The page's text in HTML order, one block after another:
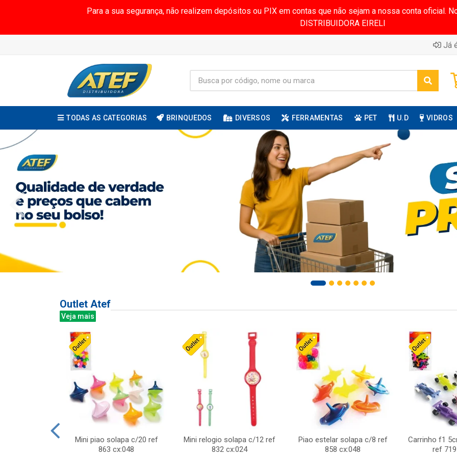
Para a sua segurança, não realizem depósitos ou PIX em contas que não sejam a nossa conta oficial.
DISTRIBUIDORA EIRELI
Já
TODAS AS CATEGORIAS BRINQUEDOS DIVERSOS FERRAMENTAS PET U.D VIDROS
Outlet Atef
Veja mais
Mini piao solapa c/20 ref
863 cx:048
Mini relogio solapa c/12 ref
832 cx:024
Piao estelar solapa c/8 ref
858 cx:048
Carrinho f1
ref